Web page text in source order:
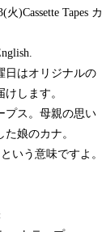
)Cassette Tapes カ
日はオリジナルの
します。
プス。母親の思い
娘のカナ。
いう意味ですよ。